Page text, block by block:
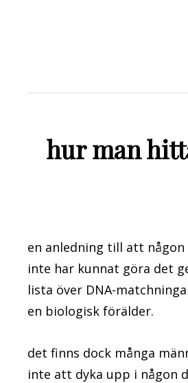
hur man
en anledning till att
inte har kunnat göra det
lista över DNA-
en biologisk förälder.
det finns dock många
inte att dyka upp i någon